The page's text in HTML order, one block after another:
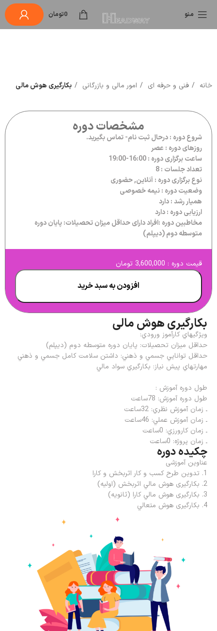
منو 0تومان
خانه فنی و حرفه ای امور مالی و بازرگانی بکارگیری هوش مالی
مشخصات دوره
شروع دوره : درحال ثبت نام- تماس بگیرید.
روزهای دوره : عصر
ساعت برگزاری دوره : 16:00-19:00
تعداد جلسات : 8
نوع برگزاری دوره : آنلاین, حضوری
وضعیت دوره : نیمه خصوصی
همیار رشد : دارد
ارزیابی دوره : دارد
مخاطبین دوره :افراد دارای حداقل میزان تحصیلات: پايان دوره
متوسطه دوم (ديپلم)
قیمت دوره : 3,600,000 تومان
افزودن به سبد خرید
بکارگیری هوش مالی
ويژگيهاي كارآموز ورودي:
حداقل میزان تحصیلات: پايان دوره متوسطه دوم (ديپلم)
حداقل توانايي جسمي و ذهني: داشتن سلامت كامل جسمي و ذهني
مهارتهاي پیش نیاز: بکارگیري سواد مالي
طول دوره آموزش :
طول دوره آموزش: 78ساعت
ـ زمان آموزش نظري: 32ساعت
ـ زمان آموزش عملي: 46ساعت
ـ زمان كارورزي: 0ساعت
ـ زمان پروژه: 0ساعت
چکیده دوره
عناوين آموزشی
1. تدوين طرح کسب و کار اثربخش و کارا
2. بکارگیری هوش مالي اثربخش (اولیه)
3. بکارگیری هوش مالي کارا (ثانويه)
4. بکارگیری هوش متعالي